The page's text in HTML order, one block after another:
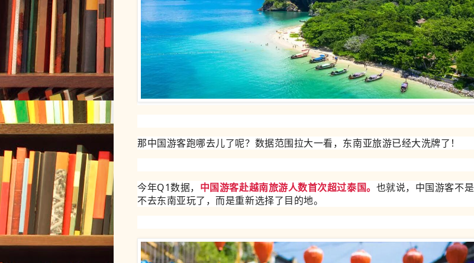
那中国游客跑哪去儿了呢？数据范围拉大一看，东南亚旅游已经大洗牌了！
今年Q1数据， 中国游客赴越南旅游人数首次超过泰国。 也就说，中国游客不是
不去东南亚玩了，而是重新选择了目的地。